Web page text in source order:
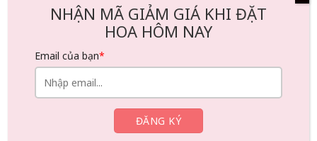
Ứng dụng trong ẩm thực
Chồi dương xỉ là những lá non của cây dương xỉ trước khi
chúng nở ra, và bạn thường chỉ tìm thấy chúng trong vài
tuần vào mùa xuân. Chồi dương xỉ của cây dương xỉ đà
điểu là ngon nhất vì chúng có vị giống như măng tây. Mọi
người thích xào chúng với bơ và tỏi.
Ngoài ra còn có các loại dương xỉ khác, như dương xỉ
NHẬN MÃ GIẢM GIÁ KHI ĐẶT
HOA HÔM NAY
Email của bạn*